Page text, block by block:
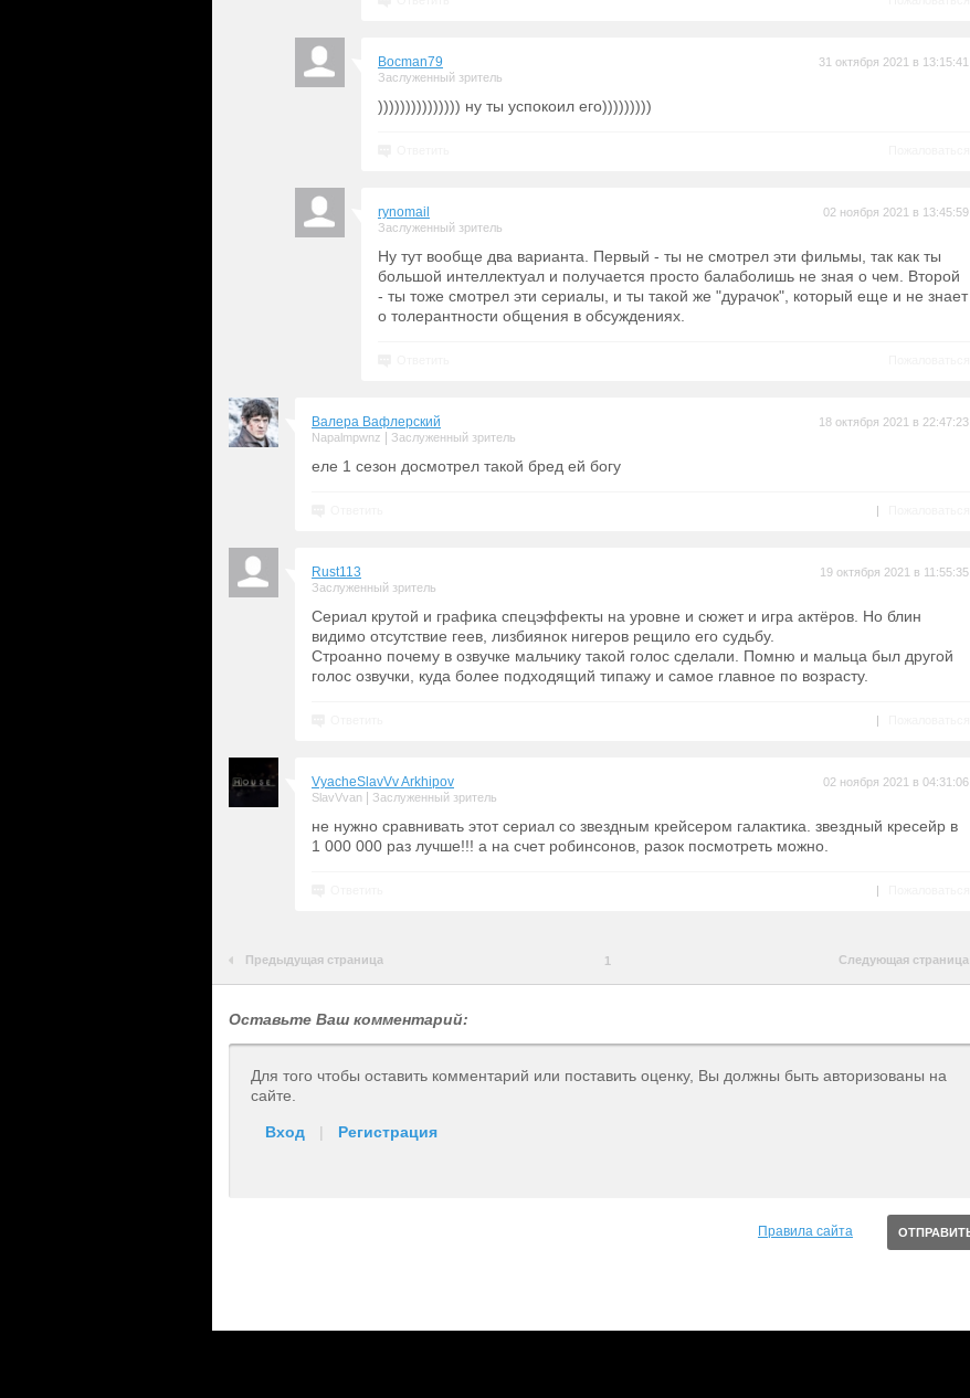
Bocman79
Заслуженный зритель
31 октября 2021 в 13:15:41
))))))))))))))) ну ты успокоил его)))))))))
rynomail
Заслуженный зритель
02 ноября 2021 в 13:45:59
Ну тут вообще два варианта. Первый - ты не смотрел эти фильмы, так как ты
большой интеллектуал и получается просто балаболишь не зная о чем. Второй
- ты тоже смотрел эти сериалы, и ты такой же "дурачок", который еще и не знает
о толерантности общения в обсуждениях.
Валера Вафлерский
Napalmpwnz Заслуженный зритель
18 октября 2021 в 22:47:23
еле 1 сезон досмотрел такой бред ей богу
|
Rust113
Заслуженный зритель
19 октября 2021 в 11:55:35
Сериал крутой и графика спецэффекты на уровне и сюжет и игра актёров. Но блин
видимо отсутствие геев, лизбиянок нигеров рещило его судьбу.
Строанно почему в озвучке мальчику такой голос сделали. Помню и мальца был другой
голос озвучки, куда более подходящий типажу и самое главное по возрасту.
|
VyacheSlavVv Arkhipov
SlavVvan Заслуженный зритель
02 ноября 2021 в 04:31:06
не нужно сравнивать этот сериал со звездным крейсером галактика. звездный кресейр в
1 000 000 раз лучше!!! а на счет робинсонов, разок посмотреть можно.
|
Предыдущая страница 1 Следующая страница
Оставьте Ваш комментарий:
Для того чтобы оставить комментарий или поставить оценку, Вы должны быть авторизованы на
сайте.
Вход | Регистрация
Правила сайта